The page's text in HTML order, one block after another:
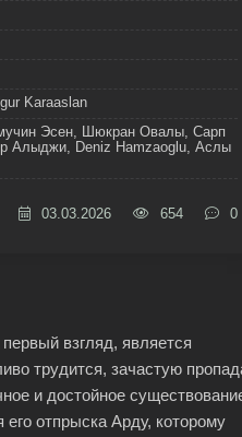
Karaaslan
Эсен, Шюкран Овалы, Сарп
Алыджи, Deniz Hamzaoglu, Аслы
03.03.2026 654 0
взгляд, является
трудится, зачастую
и достойное
отпрыска Арду, которому